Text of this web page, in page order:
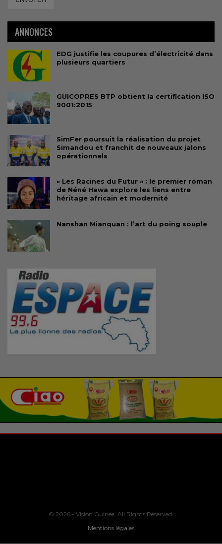
ANNONCES
EDG justifie les coupures d’électricité dans
plusieurs quartiers
GUICOPRES BTP obtient la certification ISO
9001:2015
SimFer poursuit la réalisation du projet
Simandou et franchit de nouveaux jalons
opérationnels
« Les Racines du Futur » : le premier roman
de Néné Hawa explore les liens entre
héritage africain et modernité
Nanshan Mianquan : l’art du poing souple
© 2026 - Vision Guinee. All Rights Reserved.
Mentions légales